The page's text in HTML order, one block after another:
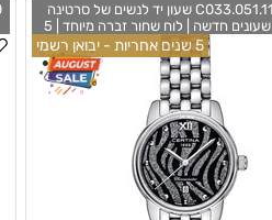
C033.051.11.058.00 שעון יד לנשים של סרטינה
קולקציית שעונים חדשה | לוח שחור זברה מיוחד | 5
שנים אחריות | Certina DS-8 Quartz Black Dial
Ladies Watch
5 שנים אחריות - יבואן רשמי